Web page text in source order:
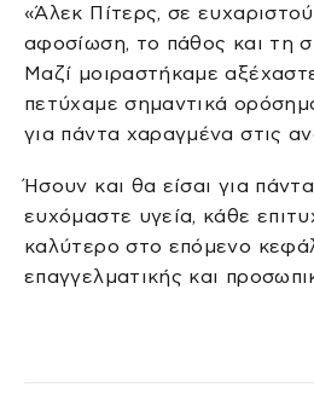
«Άλεκ Πίτερς, σε
αφοσίωση, το πάθος και τη
Μαζί μοιραστήκαμε
πετύχαμε σημαντικά
για πάντα χαραγμένα στις
Ήσουν και θα είσαι για
ευχόμαστε υγεία, κάθε
καλύτερο στο επόμενο
επαγγελματικής και